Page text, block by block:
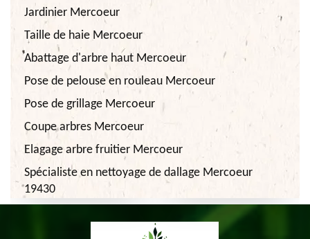
Jardinier Mercoeur
Taille de haie Mercoeur
Abattage d'arbre haut Mercoeur
Pose de pelouse en rouleau Mercoeur
Pose de grillage Mercoeur
Coupe arbres Mercoeur
Elagage arbre fruitier Mercoeur
Spécialiste en nettoyage de dallage Mercoeur
19430